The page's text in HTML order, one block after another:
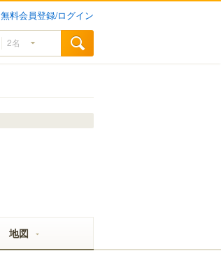
無料会員登録/ログイン
地図